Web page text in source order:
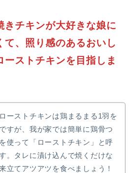
きチキンが大好きな娘に
て、照り感のあるおいし
ーストチキンを目指しま
ーストチキンは鶏まるまる1羽を
すが、我が家では簡単に鶏骨つ
使って「ローストチキン」と呼
。タレに漬け込んで焼くだけな
立てアツアツを食べましょう！